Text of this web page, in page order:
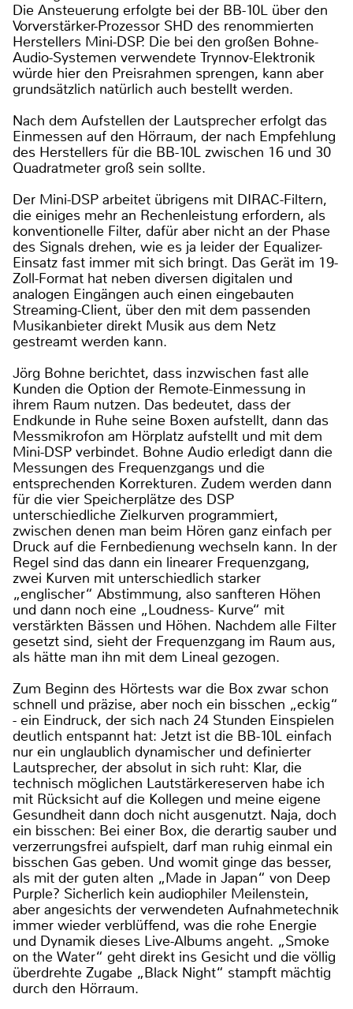
Die Ansteuerung erfolgte bei der BB-10L über den
Vorverstärker-Prozessor SHD des renommierten
Herstellers Mini-DSP. Die bei den großen Bohne-
Audio-Systemen verwendete Trynnov-Elektronik
würde hier den Preisrahmen sprengen, kann aber
grundsätzlich natürlich auch bestellt werden.
Nach dem Aufstellen der Lautsprecher erfolgt das
Einmessen auf den Hörraum, der nach Empfehlung
des Herstellers für die BB-10L zwischen 16 und 30
Quadratmeter groß sein sollte.
Der Mini-DSP arbeitet übrigens mit DIRAC-Filtern,
die einiges mehr an Rechenleistung erfordern, als
konventionelle Filter, dafür aber nicht an der Phase
des Signals drehen, wie es ja leider der Equalizer-
Einsatz fast immer mit sich bringt. Das Gerät im 19-
Zoll-Format hat neben diversen digitalen und
analogen Eingängen auch einen eingebauten
Streaming-Client, über den mit dem passenden
Musikanbieter direkt Musik aus dem Netz
gestreamt werden kann.
Jörg Bohne berichtet, dass inzwischen fast alle
Kunden die Option der Remote-Einmessung in
ihrem Raum nutzen. Das bedeutet, dass der
Endkunde in Ruhe seine Boxen aufstellt, dann das
Messmikrofon am Hörplatz aufstellt und mit dem
Mini-DSP verbindet. Bohne Audio erledigt dann die
Messungen des Frequenzgangs und die
entsprechenden Korrekturen. Zudem werden dann
für die vier Speicherplätze des DSP
unterschiedliche Zielkurven programmiert,
zwischen denen man beim Hören ganz einfach per
Druck auf die Fernbedienung wechseln kann. In der
Regel sind das dann ein linearer Frequenzgang,
zwei Kurven mit unterschiedlich starker
„englischer“ Abstimmung, also sanfteren Höhen
und dann noch eine „Loudness- Kurve“ mit
verstärkten Bässen und Höhen. Nachdem alle Filter
gesetzt sind, sieht der Frequenzgang im Raum aus,
als hätte man ihn mit dem Lineal gezogen.
Zum Beginn des Hörtests war die Box zwar schon
schnell und präzise, aber noch ein bisschen „eckig“
- ein Eindruck, der sich nach 24 Stunden Einspielen
deutlich entspannt hat: Jetzt ist die BB-10L einfach
nur ein unglaublich dynamischer und definierter
Lautsprecher, der absolut in sich ruht: Klar, die
technisch möglichen Lautstärkereserven habe ich
mit Rücksicht auf die Kollegen und meine eigene
Gesundheit dann doch nicht ausgenutzt. Naja, doch
ein bisschen: Bei einer Box, die derartig sauber und
verzerrungsfrei aufspielt, darf man ruhig einmal ein
bisschen Gas geben. Und womit ginge das besser,
als mit der guten alten „Made in Japan“ von Deep
Purple? Sicherlich kein audiophiler Meilenstein,
aber angesichts der verwendeten Aufnahmetechnik
immer wieder verblüffend, was die rohe Energie
und Dynamik dieses Live-Albums angeht. „Smoke
on the Water“ geht direkt ins Gesicht und die völlig
überdrehte Zugabe „Black Night“ stampft mächtig
durch den Hörraum.